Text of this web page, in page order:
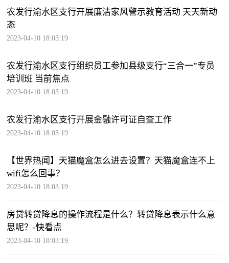
农发行渝水区支行开展廉洁家风警示教育活动 天天新动
态
2023-04-10 18:03:19
农发行渝水区支行组织员工参加县级支行“三合一”专员
培训班 当前焦点
2023-04-10 18:03:19
农发行渝水区支行开展金融许可证自查工作
2023-04-10 18:03:19
【世界热闻】天猫魔盒怎么进去设置？天猫魔盒连不上
wifi怎么回事？
2023-04-10 18:03:19
房贷转贷降息的操作流程是什么？转贷降息表示什么意
思呢？-快看点
2023-04-10 18:03:19